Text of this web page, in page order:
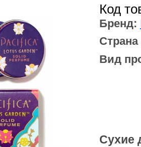
Код
Бренд:
Вид
Сухие